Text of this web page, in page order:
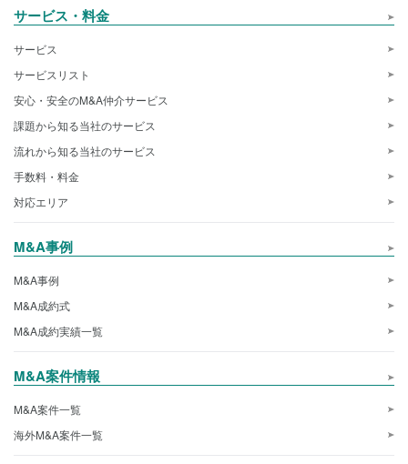
サービス・料金
サービス
サービスリスト
安心・安全のM&A仲介サービス
課題から知る当社のサービス
流れから知る当社のサービス
手数料・料金
対応エリア
M&A事例
M&A事例
M&A成約式
M&A成約実績一覧
M&A案件情報
M&A案件一覧
海外M&A案件一覧